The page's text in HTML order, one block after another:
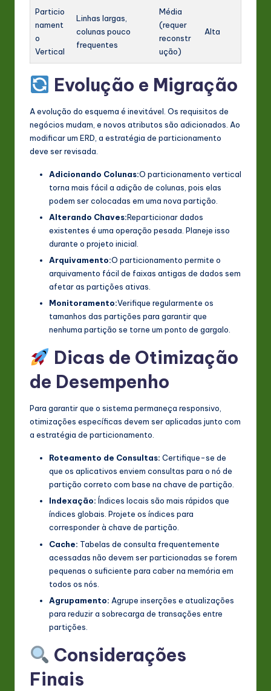
Particio
nament
o
Vertical
Linhas largas,
colunas pouco
frequentes
Média
(requer
reconstr
ução)
Alta
Evolução e Migração
A evolução do esquema é inevitável. Os requisitos de
negócios mudam, e novos atributos são adicionados. Ao
modificar um ERD, a estratégia de particionamento
deve ser revisada.
Adicionando Colunas:O particionamento vertical
torna mais fácil a adição de colunas, pois elas
podem ser colocadas em uma nova partição.
Alterando Chaves:Reparticionar dados
existentes é uma operação pesada. Planeje isso
durante o projeto inicial.
Arquivamento:O particionamento permite o
arquivamento fácil de faixas antigas de dados sem
afetar as partições ativas.
Monitoramento:Verifique regularmente os
tamanhos das partições para garantir que
nenhuma partição se torne um ponto de gargalo.
Dicas de Otimização
de Desempenho
Para garantir que o sistema permaneça responsivo,
otimizações específicas devem ser aplicadas junto com
a estratégia de particionamento.
Roteamento de Consultas: Certifique-se de
que os aplicativos enviem consultas para o nó de
partição correto com base na chave de partição.
Indexação: Índices locais são mais rápidos que
índices globais. Projete os índices para
corresponder à chave de partição.
Cache: Tabelas de consulta frequentemente
acessadas não devem ser particionadas se forem
pequenas o suficiente para caber na memória em
todos os nós.
Agrupamento: Agrupe inserções e atualizações
para reduzir a sobrecarga de transações entre
partições.
Considerações
Finais